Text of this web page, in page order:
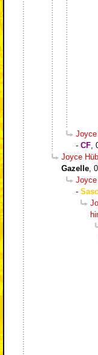
Joyce
- CF
Joyce
Gazelle
Joyce
-